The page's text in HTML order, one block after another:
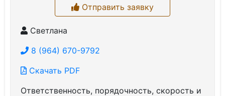
Отправить заявку
Светлана
8 (964) 670-9792
Скачать PDF
Ответственность, порядочность, скорость и